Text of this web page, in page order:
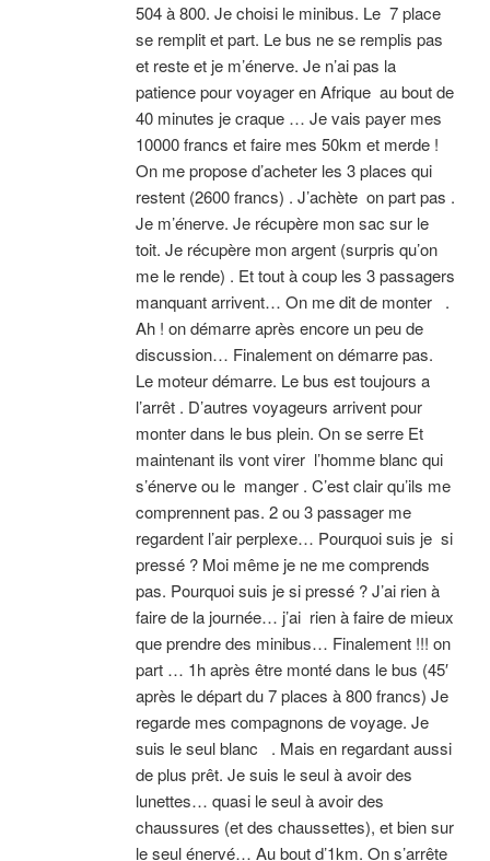
504 à 800. Je choisi le minibus. Le 7 place
se remplit et part. Le bus ne se remplis pas
et reste et je m’énerve. Je n’ai pas la
patience pour voyager en Afrique au bout de
40 minutes je craque … Je vais payer mes
10000 francs et faire mes 50km et merde !
On me propose d’acheter les 3 places qui
restent (2600 francs) . J’achète on part pas .
Je m’énerve. Je récupère mon sac sur le
toit. Je récupère mon argent (surpris qu’on
me le rende) . Et tout à coup les 3 passagers
manquant arrivent… On me dit de monter .
Ah ! on démarre après encore un peu de
discussion… Finalement on démarre pas.
Le moteur démarre. Le bus est toujours a
l’arrêt . D’autres voyageurs arrivent pour
monter dans le bus plein. On se serre Et
maintenant ils vont virer l’homme blanc qui
s’énerve ou le manger . C’est clair qu’ils me
comprennent pas. 2 ou 3 passager me
regardent l’air perplexe… Pourquoi suis je si
pressé ? Moi même je ne me comprends
pas. Pourquoi suis je si pressé ? J’ai rien à
faire de la journée… j’ai rien à faire de mieux
que prendre des minibus… Finalement !!! on
part … 1h après être monté dans le bus (45′
après le départ du 7 places à 800 francs) Je
regarde mes compagnons de voyage. Je
suis le seul blanc . Mais en regardant aussi
de plus prêt. Je suis le seul à avoir des
lunettes… quasi le seul à avoir des
chaussures (et des chaussettes), et bien sur
le seul énervé… Au bout d’1km. On s’arrête